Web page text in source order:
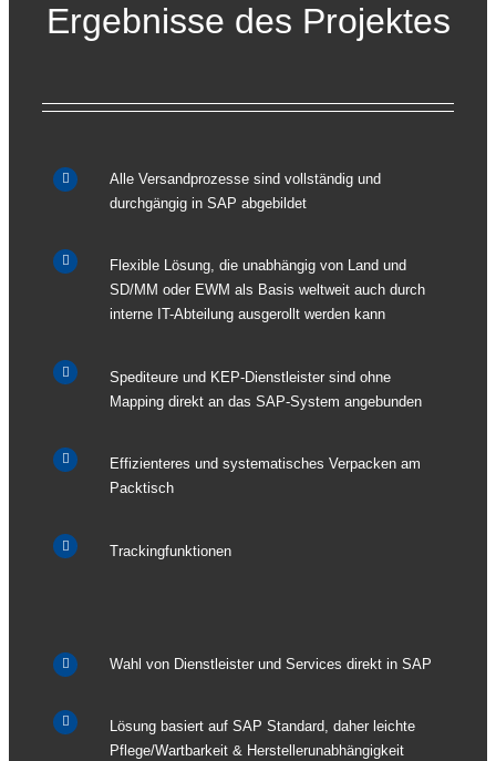
Ergebnisse des Projektes
Alle Versandprozesse sind vollständig und
durchgängig in SAP abgebildet
Flexible Lösung, die unabhängig von Land und
SD/MM oder EWM als Basis weltweit auch durch
interne IT-Abteilung ausgerollt werden kann
Spediteure und KEP-Dienstleister sind ohne
Mapping direkt an das SAP-System angebunden
Effizienteres und systematisches Verpacken am
Packtisch
Trackingfunktionen
Wahl von Dienstleister und Services direkt in SAP
Lösung basiert auf SAP Standard, daher leichte
Pflege/Wartbarkeit & Herstellerunabhängigkeit